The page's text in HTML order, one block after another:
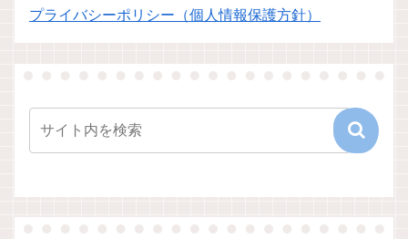
プライバシーポリシー（個人情報保護方針）